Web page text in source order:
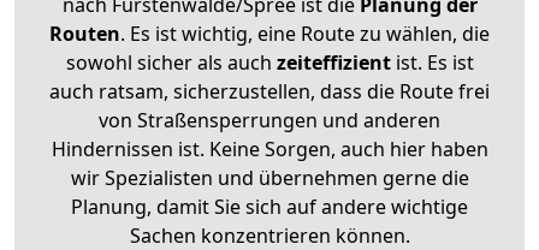
Routen. Es ist wichtig, eine Route zu wählen, die
sowohl sicher als auch zeiteffizientist. Es ist
auch ratsam, sicherzustellen, dass die Route frei
von Straßensperrungen und anderen
Hindernissen ist. Keine Sorgen, auch hier haben
wir Spezialisten und übernehmen gerne die
Planung, damit Sie sich auf andere wichtige
Sachen konzentrieren können.